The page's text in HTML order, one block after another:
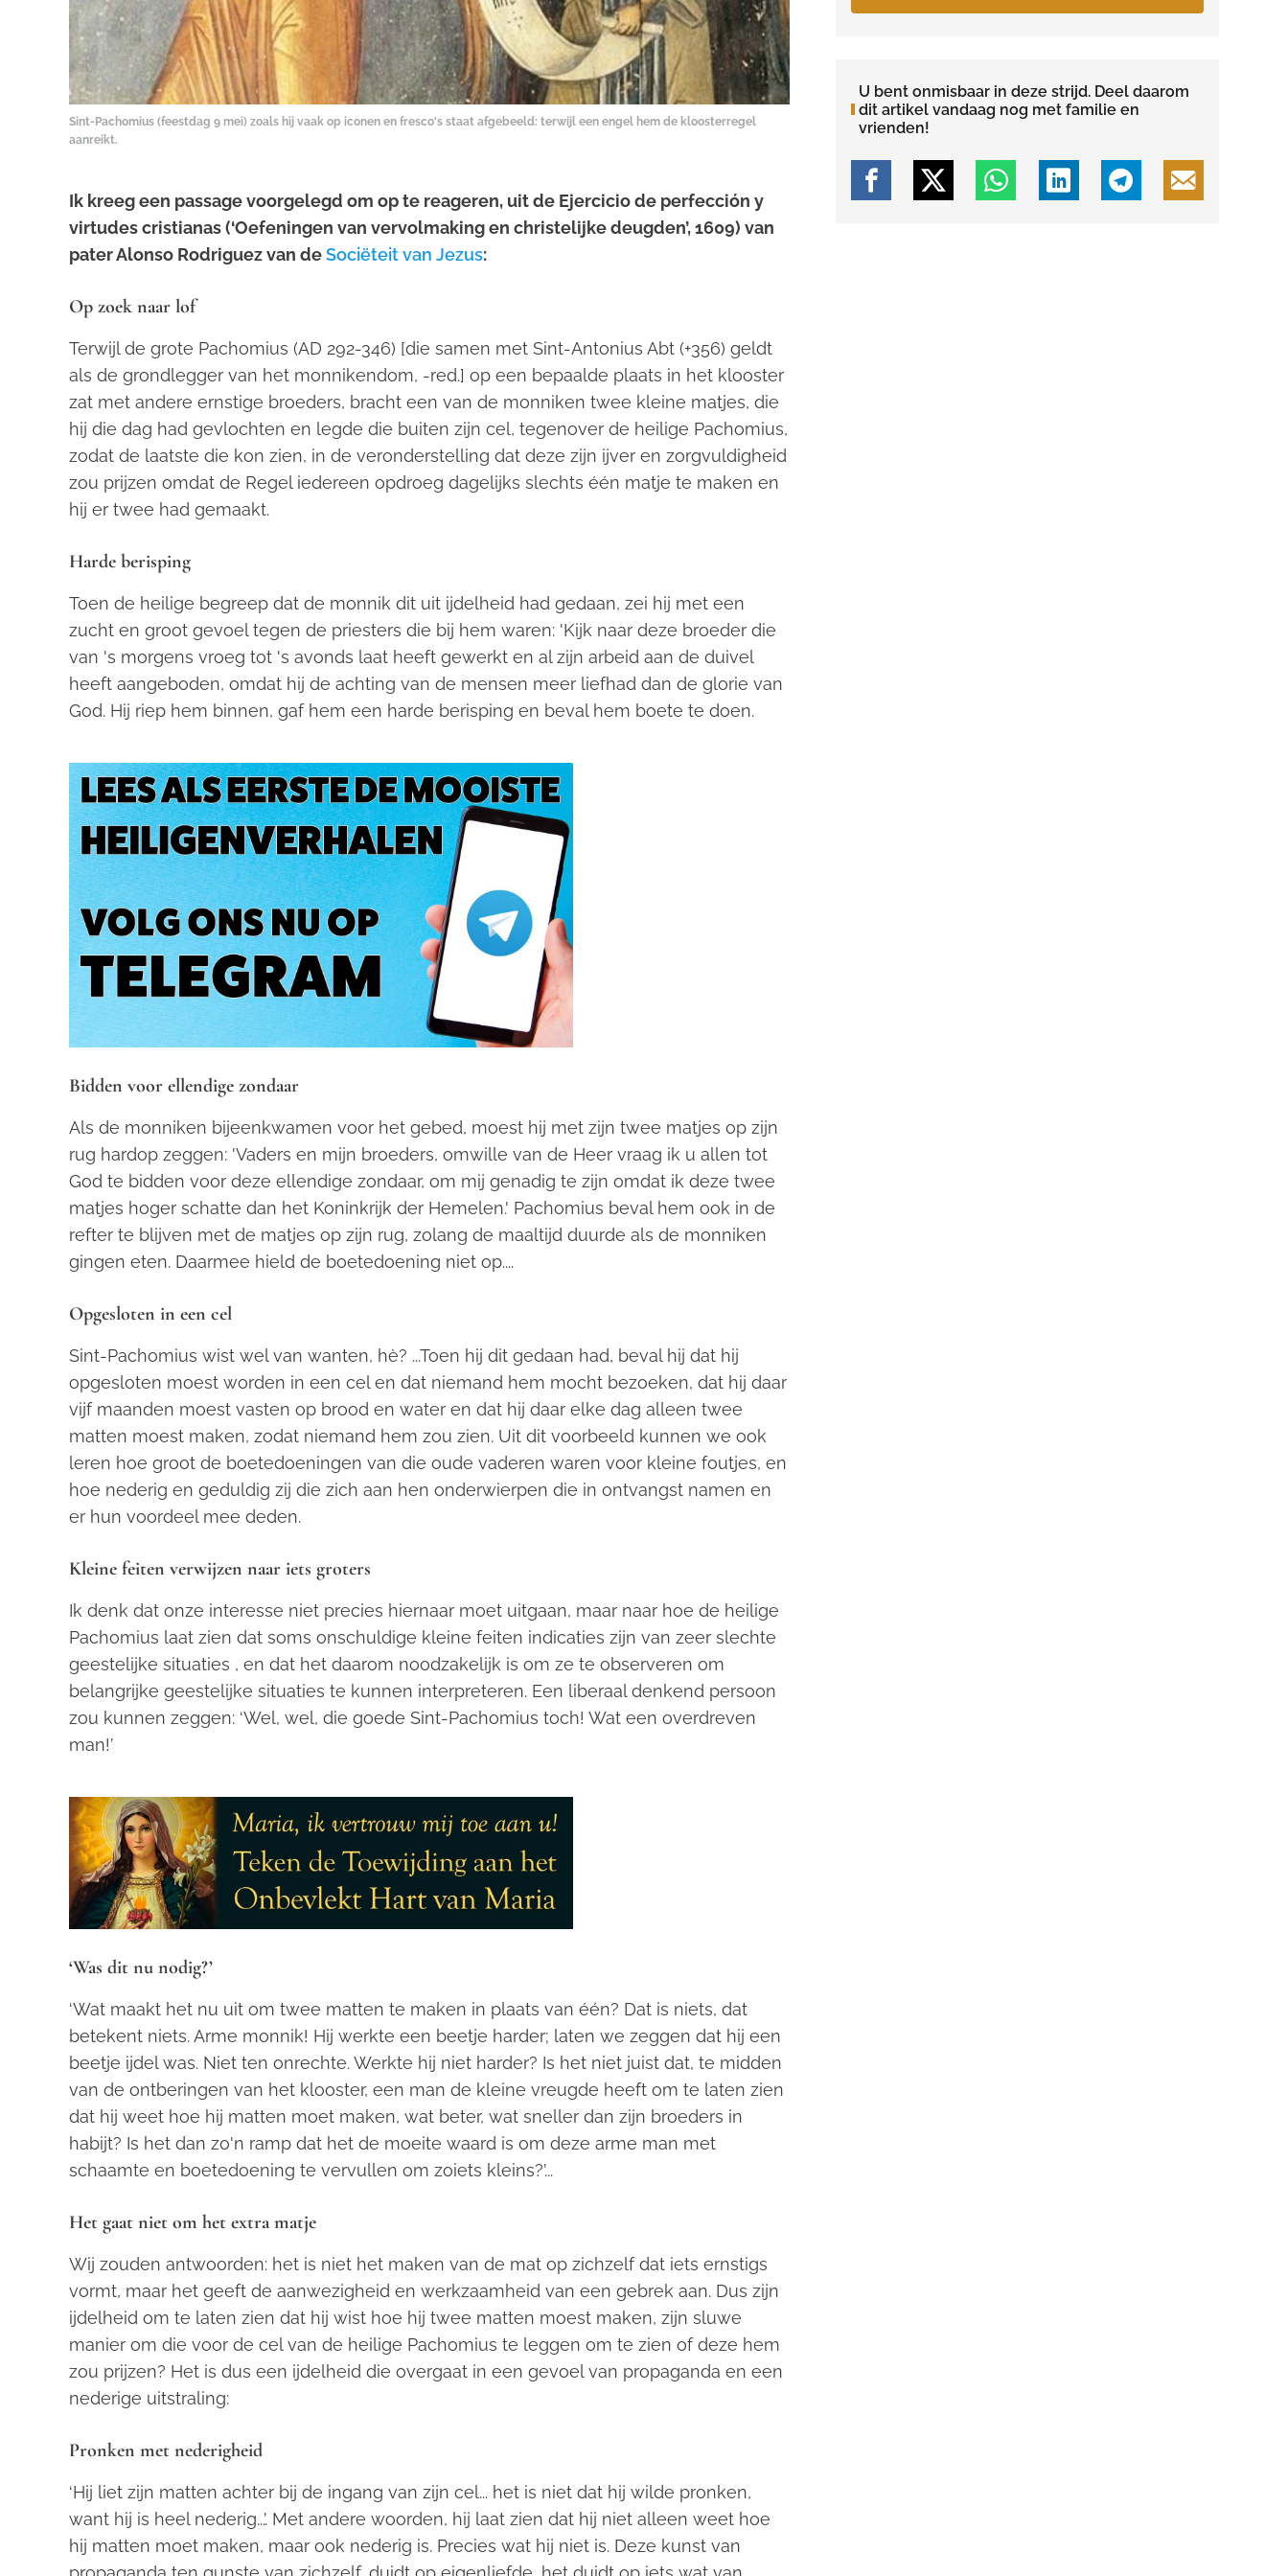
Sint-Pachomius (feestdag 9 mei) zoals hij vaak op iconen en fresco's staat afgebeeld: terwijl een engel hem de kloosterregel
aanreikt.
Ik kreeg een passage voorgelegd om op te reageren, uit de Ejercicio de perfección y
virtudes cristianas(‘Oefeningen van vervolmaking en christelijke deugden’, 1609) van
pater Alonso Rodriguez van deSociëteit van Jezus:
Op zoek naar lof
Terwijl de grote Pachomius (AD 292-346) [die samen met Sint-Antonius Abt (+356) geldt
als de grondlegger van het monnikendom, -red.] op een bepaalde plaats in het klooster
zat met andere ernstige broeders, bracht een van de monniken twee kleine matjes, die
hij die dag had gevlochten en legde die buiten zijn cel, tegenover de heilige Pachomius,
zodat de laatste die kon zien, in de veronderstelling dat deze zijn ijver en zorgvuldigheid
zou prijzen omdat de Regel iedereen opdroeg dagelijks slechts één matje te maken en
hij er twee had gemaakt.
Harde berisping
Toen de heilige begreep dat de monnik dit uit ijdelheid had gedaan, zei hij met een
zucht en groot gevoel tegen de priesters die bij hem waren: 'Kijk naar deze broeder die
van 's morgens vroeg tot 's avonds laat heeft gewerkt en al zijn arbeid aan de duivel
heeft aangeboden, omdat hij de achting van de mensen meer liefhad dan de glorie van
God. Hij riep hem binnen, gaf hem een harde berisping en beval hem boete te doen.
Bidden voor ellendige zondaar
Als de monniken bijeenkwamen voor het gebed, moest hij met zijn twee matjes op zijn
rug hardop zeggen: 'Vaders en mijn broeders, omwille van de Heer vraag ik u allen tot
God te bidden voor deze ellendige zondaar, om mij genadig te zijn omdat ik deze twee
matjes hoger schatte dan het Koninkrijk der Hemelen.' Pachomius beval hem ook in de
refter te blijven met de matjes op zijn rug, zolang de maaltijd duurde als de monniken
gingen eten. Daarmee hield de boetedoening niet op....
Opgesloten in een cel
Sint-Pachomius wist wel van wanten, hè? ...Toen hij dit gedaan had, beval hij dat hij
opgesloten moest worden in een cel en dat niemand hem mocht bezoeken, dat hij daar
vijf maanden moest vasten op brood en water en dat hij daar elke dag alleen twee
matten moest maken, zodat niemand hem zou zien. Uit dit voorbeeld kunnen we ook
leren hoe groot de boetedoeningen van die oude vaderen waren voor kleine foutjes, en
hoe nederig en geduldig zij die zich aan hen onderwierpen die in ontvangst namen en
er hun voordeel mee deden.
Kleine feiten verwijzen naar iets groters
Ik denk dat onze interesse niet precies hiernaar moet uitgaan, maar naar hoe de heilige
Pachomius laat zien dat soms onschuldige kleine feiten indicaties zijn van zeer slechte
geestelijke situaties , en dat het daarom noodzakelijk is om ze te observeren om
belangrijke geestelijke situaties te kunnen interpreteren. Een liberaal denkend persoon
zou kunnen zeggen: ‘Wel, wel, die goede Sint-Pachomius toch! Wat een overdreven
man!’
‘Was dit nu nodig?’
‘Wat maakt het nu uit om twee matten te maken in plaats van één? Dat is niets, dat
betekent niets. Arme monnik! Hij werkte een beetje harder; laten we zeggen dat hij een
beetje ijdel was. Niet ten onrechte. Werkte hij niet harder? Is het niet juist dat, te midden
van de ontberingen van het klooster, een man de kleine vreugde heeft om te laten zien
dat hij weet hoe hij matten moet maken, wat beter, wat sneller dan zijn broeders in
habijt? Is het dan zo'n ramp dat het de moeite waard is om deze arme man met
schaamte en boetedoening te vervullen om zoiets kleins?’...
Het gaat niet om het extra matje
Wij zouden antwoorden: het is niet het maken van de mat op zichzelf dat iets ernstigs
vormt, maar het geeft de aanwezigheid en werkzaamheid van een gebrek aan. Dus zijn
ijdelheid om te laten zien dat hij wist hoe hij twee matten moest maken, zijn sluwe
manier om die voor de cel van de heilige Pachomius te leggen om te zien of deze hem
zou prijzen? Het is dus een ijdelheid die overgaat in een gevoel van propaganda en een
nederige uitstraling:
Pronken met nederigheid
‘Hij liet zijn matten achter bij de ingang van zijn cel... het is niet dat hij wilde pronken,
want hij is heel nederig...’. Met andere woorden, hij laat zien dat hij niet alleen weet hoe
hij matten moet maken, maar ook nederig is. Precies wat hij niet is. Deze kunst van
U bent onmisbaar in deze strijd. Deel daarom
dit artikel vandaag nog met familie en
vrienden!